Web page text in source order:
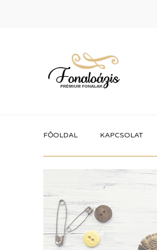
FŐOLDAL KAPCSOLAT
Itt megtalálhatod a fonaloázis által
forgalmazott összes terméket